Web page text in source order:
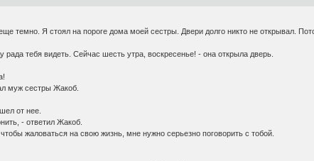
темно. Я стоял на пороге дома моей сестры. Двери долго никто не открывал.
рада тебя видеть. Сейчас шесть утра, воскресенье! - она открыла дверь.
муж сестры Жакоб.
от нее.
- ответил Жакоб.
жаловаться на свою жизнь, мне нужно серьезно поговорить с тобой.